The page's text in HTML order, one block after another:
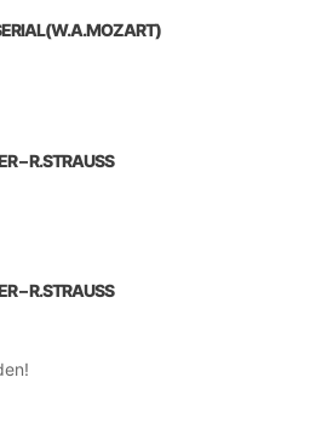
– R.STRAUSS
– R.STRAUSS